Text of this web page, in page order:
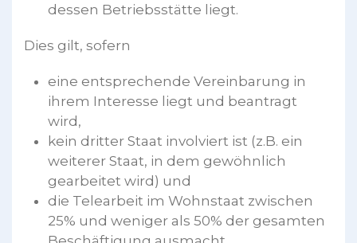
dessen Betriebsstätte liegt.
Dies gilt, sofern
eine entsprechende Vereinbarung in
ihrem Interesse liegt und beantragt
wird,
kein dritter Staat involviert ist (z.B. ein
weiterer Staat, in dem gewöhnlich
gearbeitet wird) und
die Telearbeit im Wohnstaat zwischen
25% und weniger als 50% der gesamten